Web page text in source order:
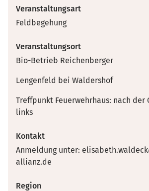
Veranstaltungsart
Feldbegehung
Veranstaltungsort
Bio-Betrieb Reichenberger
Lengenfeld bei Waldershof
Treffpunkt Feuerwehrhaus: nach der
links
Kontakt
Anmeldung unter:
allianz.de
Region